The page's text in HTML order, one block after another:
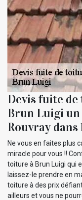
Devis fuite
Brun Luigi un
Rouvray dans
Ne vous en faites plus
miracle pour vous !!
toiture à Brun Luigi qui
laissez-le prendre en
toiture à des prix
ailleurs et vous ne